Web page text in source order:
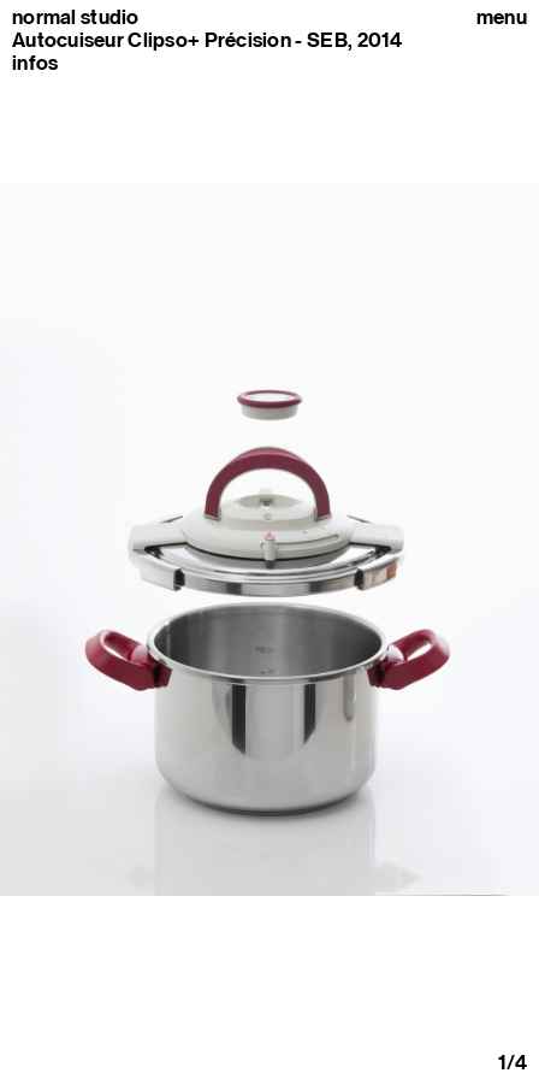
normal studio
Autocuiseur Clipso+ Précision - SEB, 2014
infos
menu
1/4